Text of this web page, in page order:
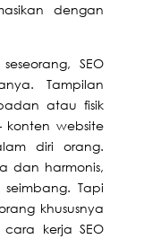
dengan
SEO
Tampilan
atau fisik
konten website
diri orang.
dan harmonis,
Tapi
khususnya
kerja SEO